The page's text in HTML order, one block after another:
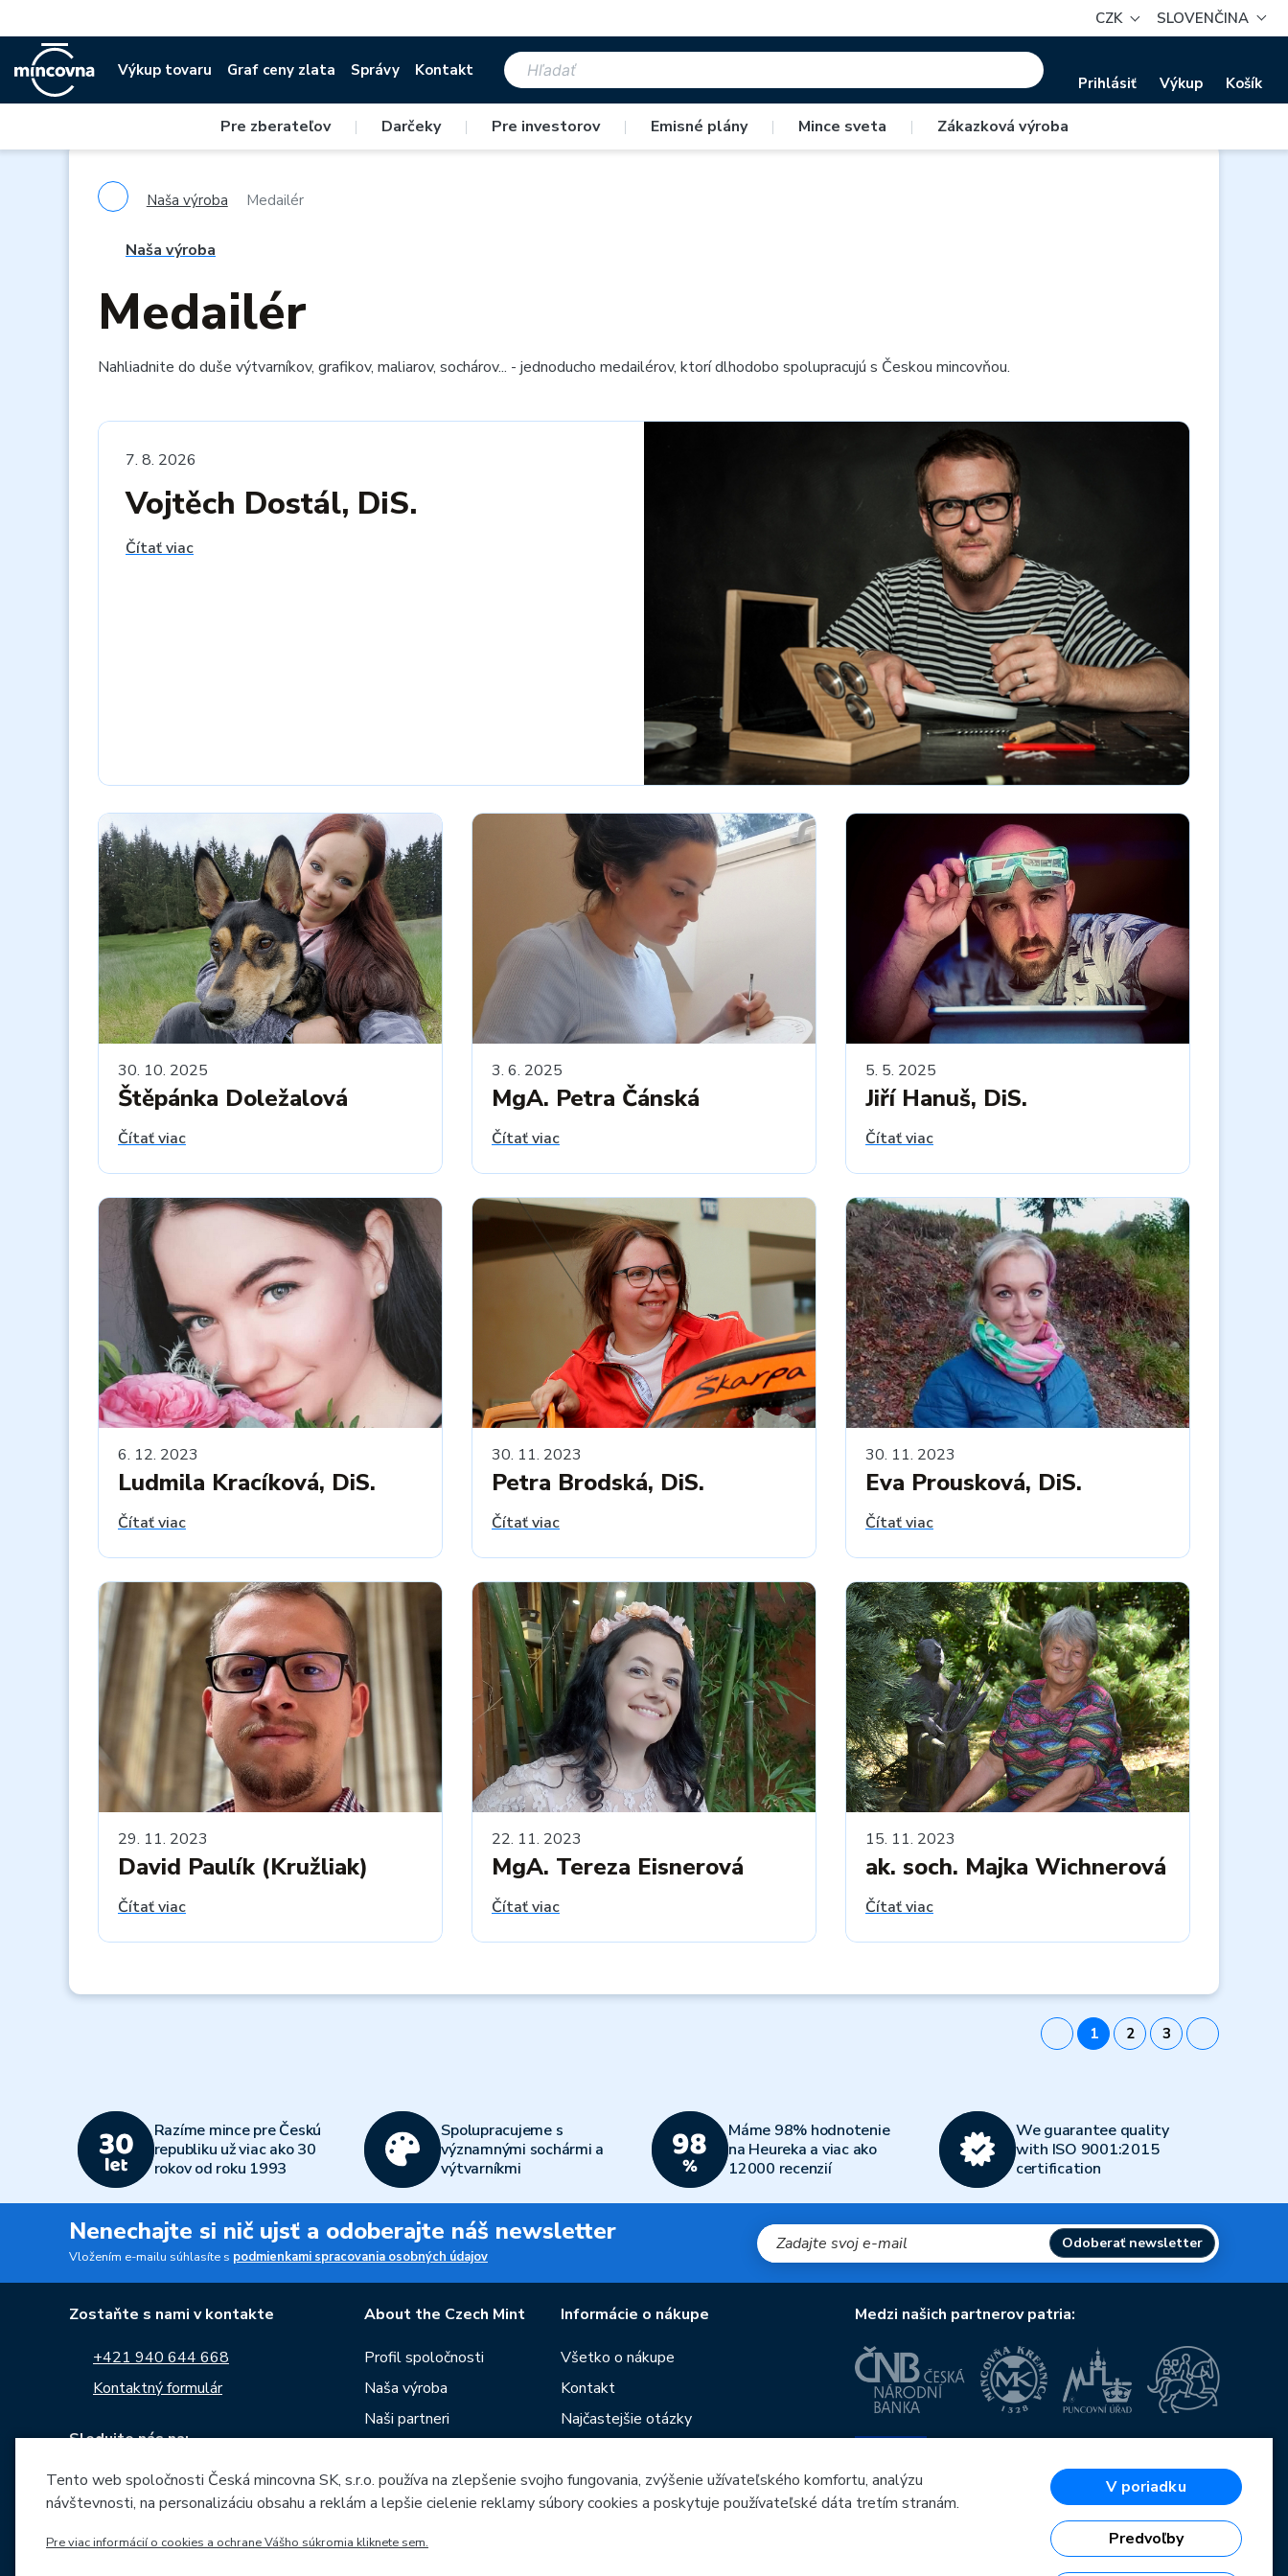
CZK SLOVENČINA
Výkup tovaru Graf ceny zlata Správy Kontakt
Prihlásiť Výkup Košík
Pre zberateľov | Darčeky | Pre investorov | Emisné plány | Mince sveta | Zákazková výroba
Naša výroba Medailér
Naša výroba
Medailér
Nahliadnite do duše výtvarníkov, grafikov, maliarov, sochárov... - jednoducho medailérov, ktorí dlhodobo spolupracujú s Českou mincovňou.
7. 8. 2026
Vojtěch Dostál, DiS.
Čítať viac
30. 10. 2025
Štěpánka Doležalová
Čítať viac
3. 6. 2025
MgA. Petra Čánská
Čítať viac
5. 5. 2025
Jiří Hanuš, DiS.
Čítať viac
6. 12. 2023
Ludmila Kracíková, DiS.
Čítať viac
30. 11. 2023
Petra Brodská, DiS.
Čítať viac
30. 11. 2023
Eva Prousková, DiS.
Čítať viac
29. 11. 2023
David Paulík (Kružliak)
Čítať viac
22. 11. 2023
MgA. Tereza Eisnerová
Čítať viac
15. 11. 2023
ak. soch. Majka Wichnerová
Čítať viac
1 2 3
Razíme mince pre Českú
republiku už viac ako 30
rokov od roku 1993
Spolupracujeme s
významnými sochármi a
výtvarníkmi
Máme 98% hodnotenie
na Heureka a viac ako
12000 recenzií
We guarantee quality
with ISO 9001:2015
certification
Nenechajte si nič ujsť a odoberajte náš newsletter
Vložením e-mailu súhlasíte s podmienkami spracovania osobných údajov
Odoberať newsletter
Zostaňte s nami v kontakte
+421 940 644 668
Kontaktný formulár
Sledujte nás na:
About the Czech Mint
Profil spoločnosti
Naša výroba
Naši partneri
Správy
Na stiahnutie
Archív razieb
Informácie o nákupe
Všetko o nákupe
Kontakt
Najčastejšie otázky
Predajne Českej mincovne
Poradca
Medzi našich partnerov patria:
OP Podnikanie a inovácie pre konkurencieschopnosť
Európska únia
Európsky fond pre regionálny rozvoj
Investície do vašej budúcnosti
Tento web spoločnosti Česká mincovna SK, s.r.o. používa na zlepšenie svojho fungovania, zvýšenie užívateľského komfortu, analýzu
návštevnosti, na personalizáciu obsahu a reklám a lepšie cielenie reklamy súbory cookies a poskytuje používateľské dáta tretím stranám.
Pre viac informácií o cookies a ochrane Vášho súkromia kliknete sem.
V poriadku
Predvoľby